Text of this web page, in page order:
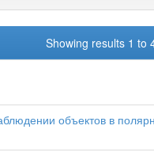
Showing results 1 to
объектов в